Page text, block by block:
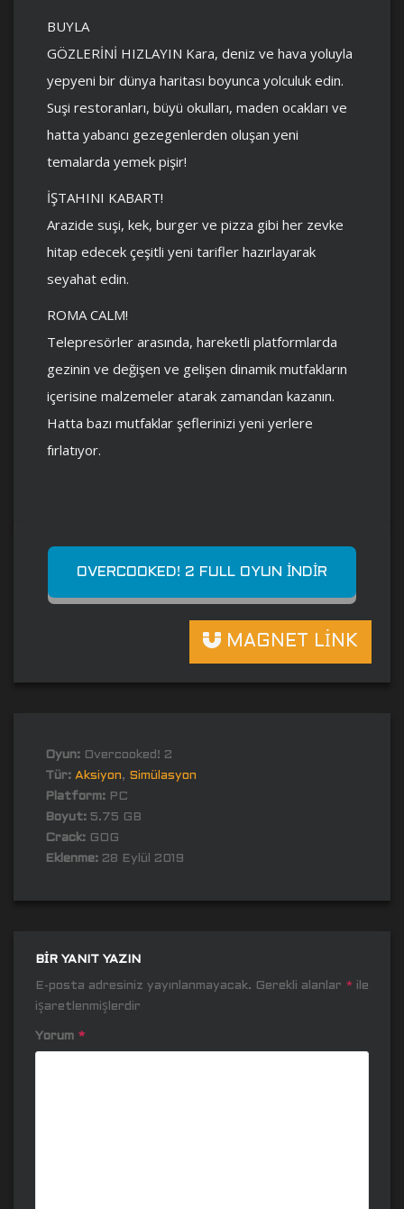
BUYLA
GÖZLERİNİ HIZLAYIN Kara, deniz ve hava yoluyla
yepyeni bir dünya haritası boyunca yolculuk edin.
Suşi restoranları, büyü okulları, maden ocakları ve
hatta yabancı gezegenlerden oluşan yeni
temalarda yemek pişir!
İŞTAHINI KABART!
Arazide suşi, kek, burger ve pizza gibi her zevke
hitap edecek çeşitli yeni tarifler hazırlayarak
seyahat edin.
ROMA CALM!
Telepresörler arasında, hareketli platformlarda
gezinin ve değişen ve gelişen dinamik mutfakların
içerisine malzemeler atarak zamandan kazanın.
Hatta bazı mutfaklar şeflerinizi yeni yerlere
fırlatıyor.
OVERCOOKED! 2 FULL OYUN İNDIR
MAGNET LİNK
Oyun: Overcooked! 2
Tür: Aksiyon, Simülasyon
Platform: PC
Boyut: 5.75 GB
Crack: GOG
Eklenme: 28 Eylül 2019
BIR YANIT YAZIN
E-posta adresiniz yayınlanmayacak. Gerekli alanlar * ile
işaretlenmişlerdir
Yorum *